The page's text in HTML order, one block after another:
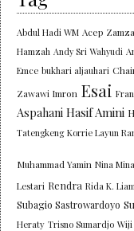
Abdul Hadi WM Acep
Hamzah Andy Sri Wahyudi
Emce bukhari aljauhari
Zawawi Imron Esai
Aspahani Hasif Amini
Tatengkeng Korrie Layun
Muhammad Yamin Nina
Lestari Rendra Rida K.
Subagio Sastrowardoyo
Heraty Trisno Sumardjo Wiji